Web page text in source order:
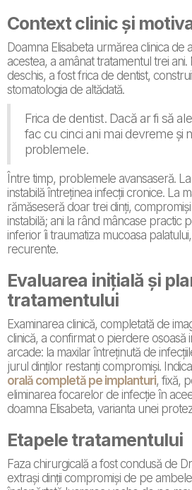
Context clinic și
Doamna Elisabeta urmărea clinica de
acestea, a amânat tratamentul trei
deschis, a fost frica de dentist,
stomatologia de altădată.
Frica de dentist. Dacă ar fi să
fac cu cinci ani mai devreme și
problemele.
Între timp, problemele avansaseră.
instabilă întreținea infecții cronice. La
rămăseseră doar trei dinți,
instabilă; ani la rând mâncase practic
inferior îi traumatiza mucoasa
recurente.
Evaluarea inițială și
tratamentului
Examinarea clinică, completată de
clinică, a confirmat o pierdere
arcade: la maxilar întreținută de
jurul dinților restanți compromiși.
orală completă pe implanturi, fixă,
eliminarea focarelor de infecție în
doamna Elisabeta, varianta unei
Etapele tratamentului
Faza chirurgicală a fost condusă de
extrași dinții compromiși de pe